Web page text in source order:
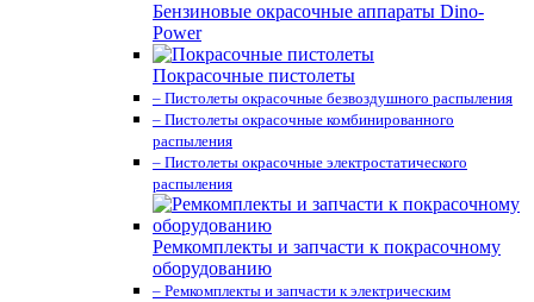
Бензиновые окрасочные аппараты Dino-
Power
Покрасочные пистолеты
– Пистолеты окрасочные безвоздушного распыления
– Пистолеты окрасочные комбинированного
распыления
– Пистолеты окрасочные электростатического
распыления
Ремкомплекты и запчасти к покрасочному
оборудованию
– Ремкомплекты и запчасти к электрическим